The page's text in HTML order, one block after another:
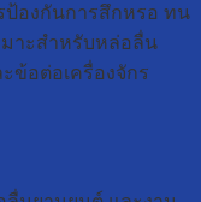
ป้องกันการสึกหรอ ทน
มาะสำหรับหล่อลื่น
ข้อต่อเครื่องจักร